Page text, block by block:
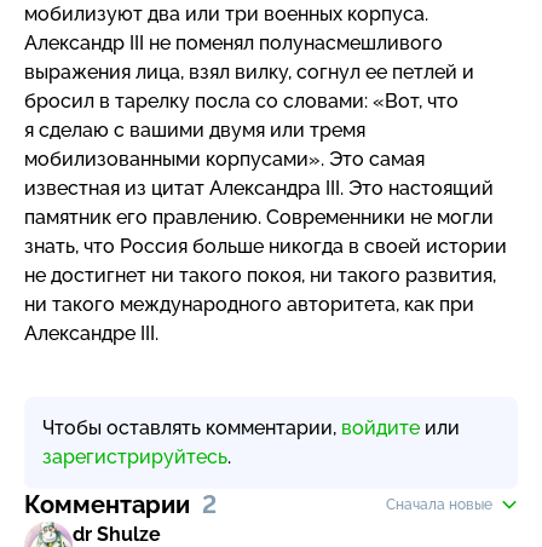
мобилизуют два или три военных корпуса.
Александр III не поменял полунасмешливого
выражения лица, взял вилку, согнул ее петлей и
бросил в тарелку посла со словами: «Вот, что
я сделаю с вашими двумя или тремя
мобилизованными корпусами». Это самая
известная из цитат Александра III. Это настоящий
памятник его правлению. Современники не могли
знать, что Россия больше никогда в своей истории
не достигнет ни такого покоя, ни такого развития,
ни такого международного авторитета, как при
Александре III.
Чтобы оставлять комментарии, войдите или
зарегистрируйтесь.
Комментарии 2 Сначала новые
dr Shulze